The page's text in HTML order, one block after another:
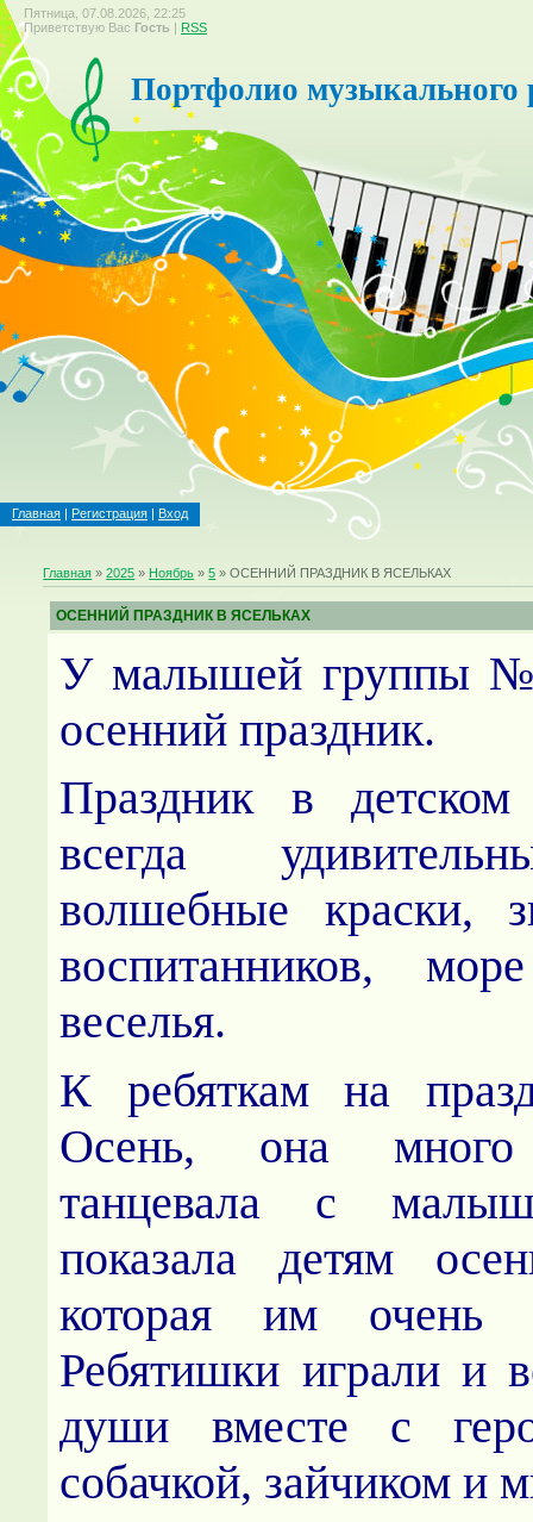
Пятница, 07.08.2026, 22:25
Приветствую Вас Гость | RSS
Портфолио музыкального
Главная | Регистрация | Вход
Главная »2025 » Ноябрь » 5 » ОСЕННИЙ ПРАЗДНИК В ЯСЕЛЬКАХ
ОСЕННИЙ ПРАЗДНИК В ЯСЕЛЬКАХ
У малышей группы №
осенний праздник.
Праздник в
всегда
волшебные краски,
воспитанников,
веселья.
К ребяткам на
Осень, она
танцевала с
показала детям
которая им очень
Ребятишки играли и
души вместе с
собачкой, зайчиком и